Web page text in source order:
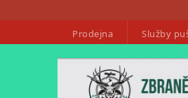
Prodejna Služby